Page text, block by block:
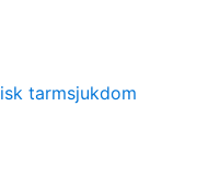
tarmsjukdom